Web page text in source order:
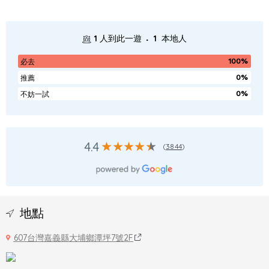
1 人到此一遊 . 1 本地人
必去
100%
推薦
0%
不妨一試
0%
4.4 (3844)
地點
607台灣嘉義縣大埔鄉潭坪7號2F